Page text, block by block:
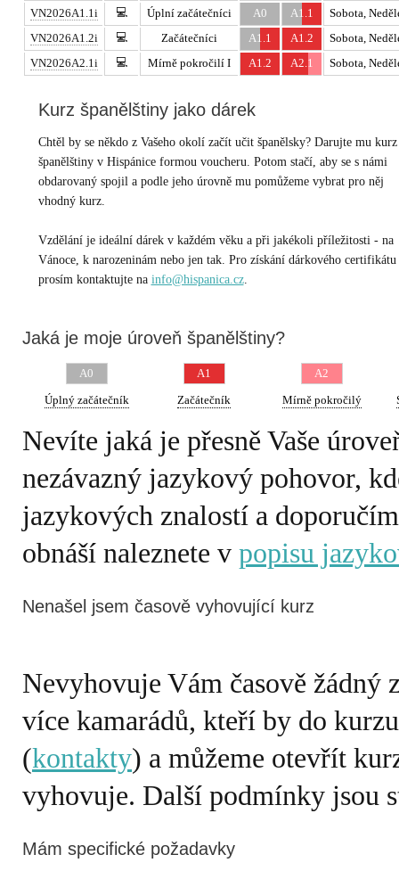
VN2026A1.1i 💻 Úplní začátečníci A0 A1.1
Sobota,
VN2026A1.2i
💻 Začátečníci A1.1 A1.2
Sobota,
VN2026A2.1i
💻 Mírně pokročilí I A1.2 A2.1 Sobota,
Kurz španělštiny jako dárek
Chtěl by se někdo z Vašeho okolí začít učit španělsky? Darujte mu kurz
španělštiny v Hispánice formou voucheru. Potom stačí, aby se s námi
obdarovaný spojil a podle jeho úrovně mu pomůžeme vybrat pro něj
vhodný kurz.
Vzdělání je ideální dárek v každém věku a při jakékoli příležitosti - na
Vánoce, k narozeninám nebo jen tak. Pro získání dárkového certifikátu
prosím kontaktujte na info@hispanica.cz.
Jaká je moje úroveň španělštiny?
A0
Úplný začátečník
A1
Začátečník
A2
Mírně pokročilý
Nevíte jaká je přesně Vaše
nezávazný jazykový pohovor,
jazykových znalostí a
obnáší naleznete v popisu
Nenašel jsem časově vyhovující kurz
Nevyhovuje Vám časově žádný
více kamarádů, kteří by do
(kontakty) a můžeme otevřít
Mám specifické požadavky